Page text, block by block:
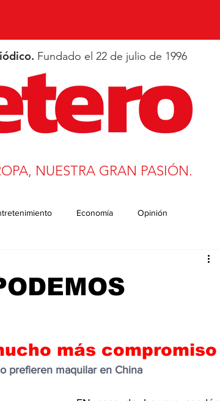
Fundado el 22 de julio de 1996
NUESTRA GRAN PASIÓN.
Economía Opinión
Desarrollo
más compromiso
prefieren maquilar en China